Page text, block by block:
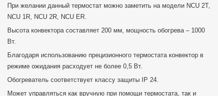
При желании данный термостат можно заметить на модели NCU 2T,
NCU 1R, NCU 2R, NCU ER.
Высота конвектора составляет 200 мм, мощность обогрева – 1000
Вт.
Благодаря использованию прецизионного термостата конвектор в
режиме ожидания расходует не более 0,5 Вт.
Обогреватель соответствует классу защиты IP 24.
Может управляться как вручную при помощи термостата, так и